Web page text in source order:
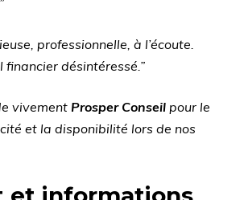
professionnelle, à l’écoute.
financier désintéressé.”
vivement Prosper Conseil pour le
et la disponibilité lors de nos